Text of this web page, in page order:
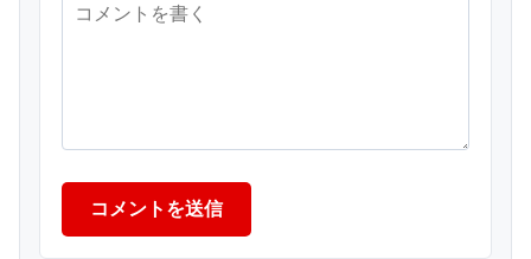
コメントを送信